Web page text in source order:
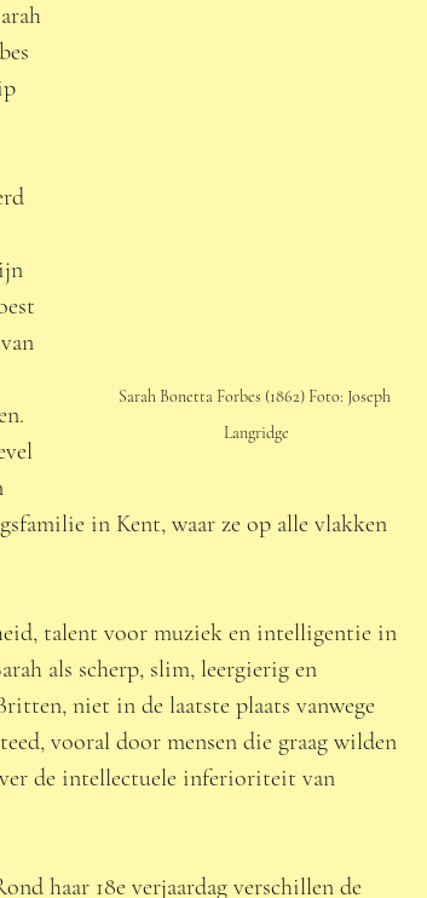
Sarah Bonetta Forbes (1862) Foto: Joseph
Langridge
in Kent, waar ze op alle vlakken
talent voor muziek en intelligentie in
als scherp, slim, leergierig en
niet in de laatste plaats vanwege
vooral door mensen die graag wilden
de intellectuele inferioriteit van
haar 18e verjaardag verschillen de